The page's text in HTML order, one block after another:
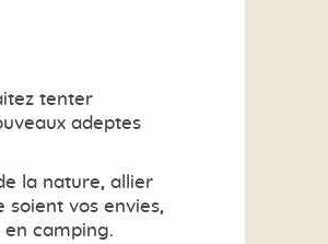
tenter
adeptes
la nature, allier
soient vos envies,
en camping.